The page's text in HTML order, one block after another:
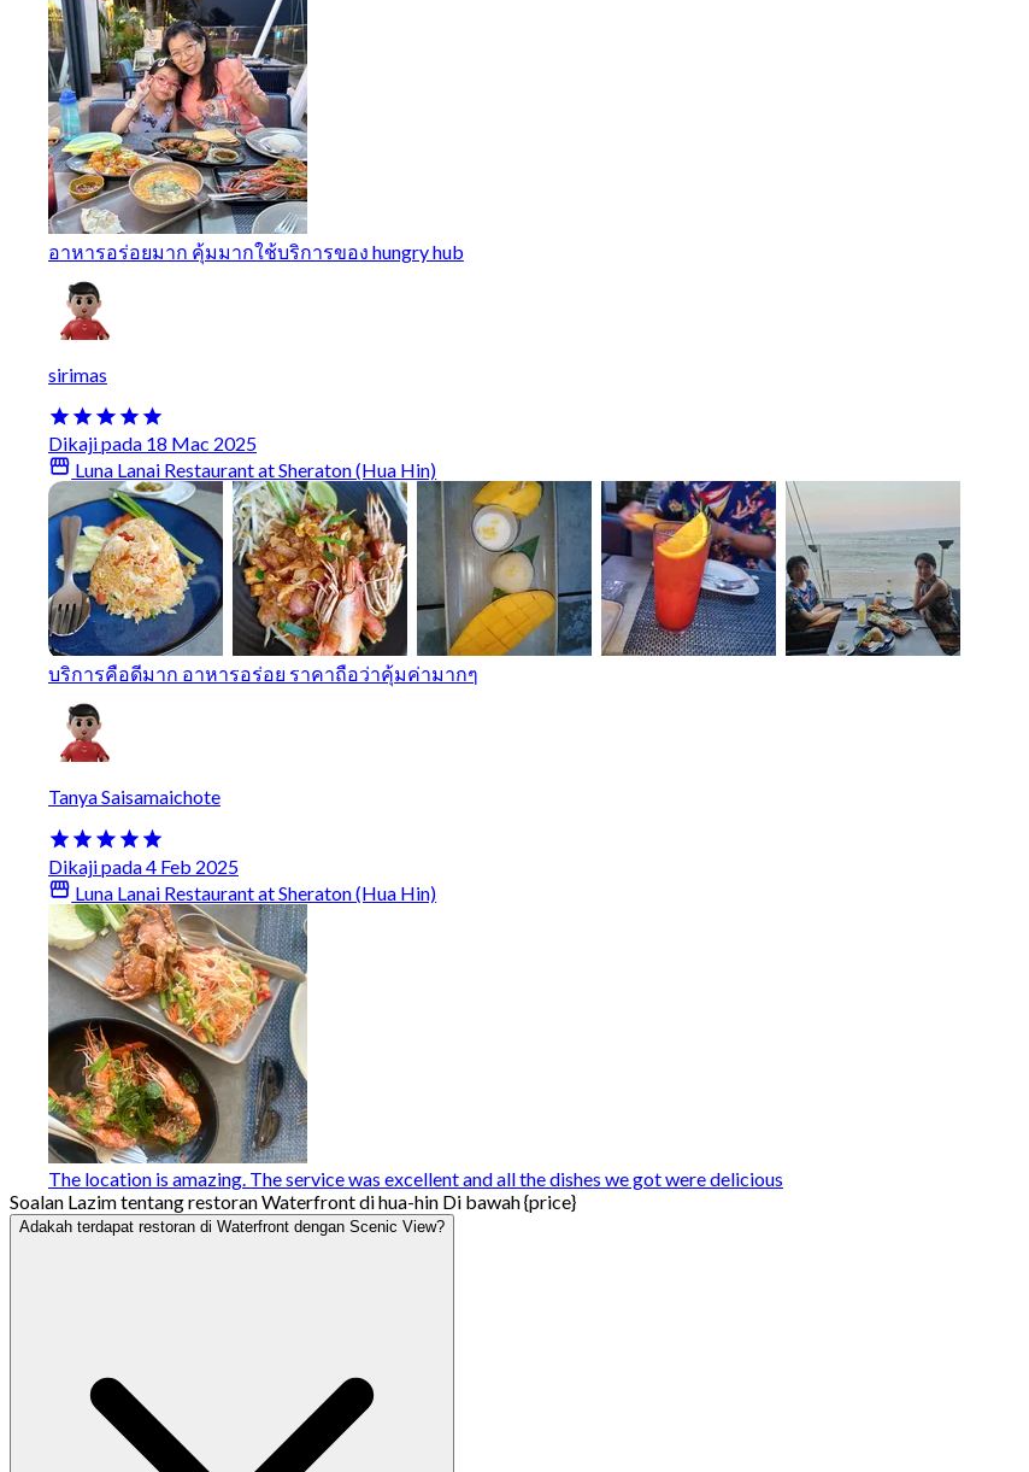
อาหารอร่อยมาก คุ้มมากใช้บริการของ hungry hub
sirimas
Dikaji pada 18 Mac 2025
Luna Lanai Restaurant at Sheraton (Hua Hin)
บริการคือดีมาก อาหารอร่อย ราคาถือว่าคุ้มค่ามากๆ
Tanya Saisamaichote
Dikaji pada 4 Feb 2025
Luna Lanai Restaurant at Sheraton (Hua Hin)
The location is amazing. The service was excellent and all the dishes we got were delicious
Soalan Lazim tentang restoran Waterfront di hua-hin Di bawah {price}
Adakah terdapat restoran di Waterfront dengan Scenic View?